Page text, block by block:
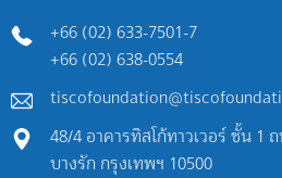
+66 (02) 633-7501-7
+66 (02) 638-0554
48/4 อาคารทิสโก้ทาวเวอร์ ชั้น 1
บางรัก กรุงเทพฯ 10500